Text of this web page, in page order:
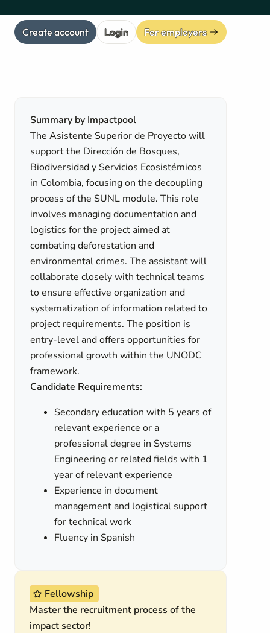
Create account Login For employers
Summary by Impactpool
The Asistente Superior de Proyecto will
support the Dirección de Bosques,
Biodiversidad y Servicios Ecosistémicos
in Colombia, focusing on the decoupling
process of the SUNL module. This role
involves managing documentation and
logistics for the project aimed at
combating deforestation and
environmental crimes. The assistant will
collaborate closely with technical teams
to ensure effective organization and
systematization of information related to
project requirements. The position is
entry-level and offers opportunities for
professional growth within the UNODC
framework.
Candidate Requirements:
Secondary education with 5 years of
relevant experience or a
professional degree in Systems
Engineering or related fields with 1
year of relevant experience
Experience in document
management and logistical support
for technical work
Fluency in Spanish
Fellowship
Master the recruitment process of the
impact sector!